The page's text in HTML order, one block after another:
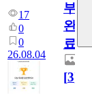
17
0
0
26.08.04
부
완
료
[3]